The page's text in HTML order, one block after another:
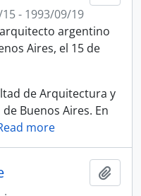
- 1993/09/19
argentino
Aires, el 15 de
de Arquitectura y
Buenos Aires. En
more